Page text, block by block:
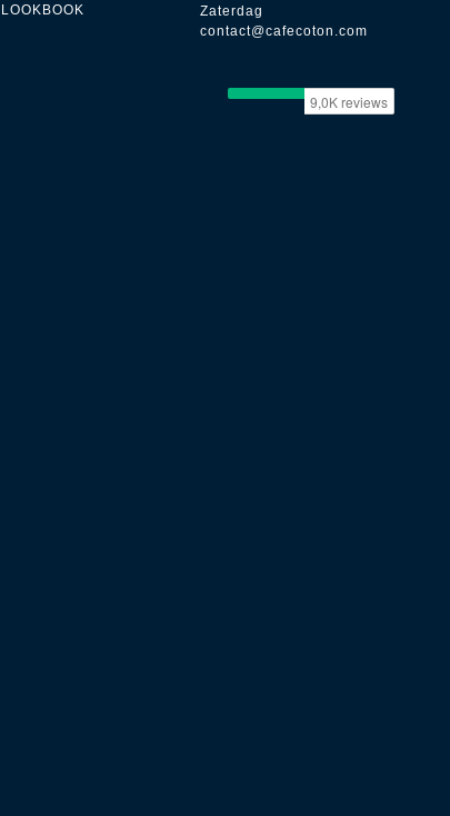
LOOKBOOK
Zaterdag
contact@cafecoton.com